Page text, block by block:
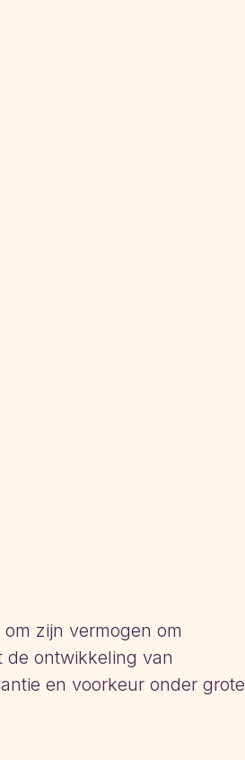
zijn vermogen om
de ontwikkeling van
en voorkeur onder grote